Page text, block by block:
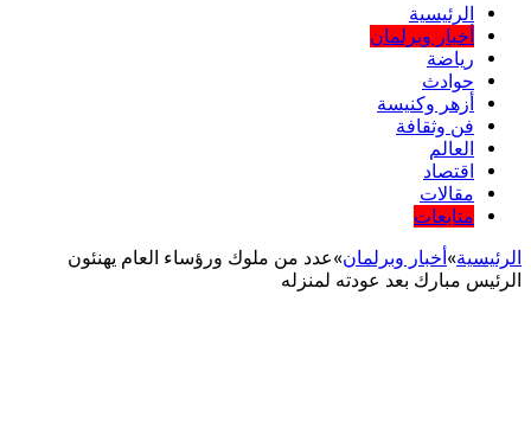
الرئيسية
أخبار وبرلمان
رياضة
حوادث
أزهر وكنيسة
فن وثقافة
العالم
اقتصاد
مقالات
متابعات
الرئيسية»أخبار وبرلمان»عدد من ملوك ورؤساء العام يهنئون
الرئيس مبارك بعد عودته لمنزله